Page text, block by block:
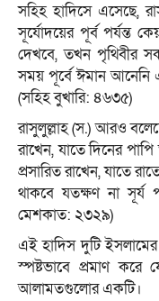
সহিহ হাদিসে এসেছে,
সূর্যোদয়ের পূর্ব পর্যন্ত
দেখবে, তখন পৃথিবীর
সময় পূর্বে ঈমান আনেনি
(সহিহ বুখারি: ৪৬৩৫)
রাসুলুল্লাহ (স.) আরও
রাখেন, যাতে দিনের
প্রসারিত রাখেন, যাতে
থাকবে যতক্ষণ না সূর্য
মেশকাত: ২৩২৯)
এই হাদিস দুটি ইসলামের
স্পষ্টভাবে প্রমাণ করে
আলামতগুলোর একটি।